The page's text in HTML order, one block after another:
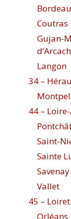
Coutras
Gujan-
Langon
34 –
44 –
Saint-
Sainte
Savenay
Vallet
45 – Loiret
Orléans